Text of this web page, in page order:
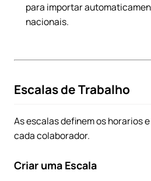
para importar
nacionais.
Escalas de Trabalho
As escalas definem os horarios
cada colaborador.
Criar uma Escala